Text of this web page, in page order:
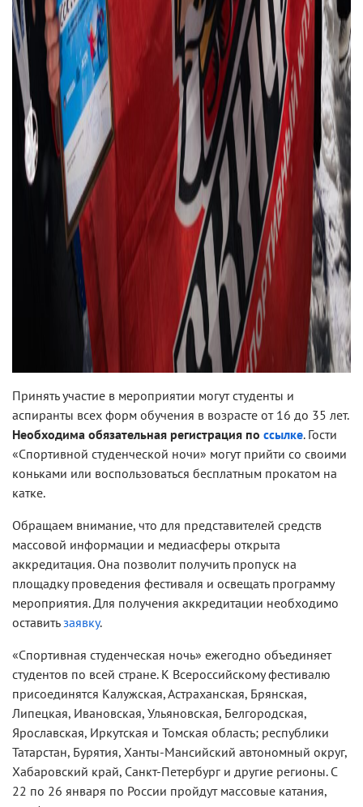
Принять участие в мероприятии могут студенты и
аспиранты всех форм обучения в возрасте от 16 до 35 лет.
Необходима обязательная регистрация по ссылке. Гости
«Спортивной студенческой ночи» могут прийти со своими
коньками или воспользоваться бесплатным прокатом на
катке.
Обращаем внимание, что для представителей средств
массовой информации и медиасферы открыта
аккредитация. Она позволит получить пропуск на
площадку проведения фестиваля и освещать программу
мероприятия. Для получения аккредитации необходимо
оставитьзаявку.
«Спортивная студенческая ночь» ежегодно объединяет
студентов по всей стране. К Всероссийскому фестивалю
присоединятся Калужская, Астраханская, Брянская,
Липецкая, Ивановская, Ульяновская, Белгородская,
Ярославская, Иркутская и Томская область; республики
Татарстан, Бурятия, Ханты-Мансийский автономный округ,
Хабаровский край, Санкт-Петербург и другие регионы. С
22 по 26 января по России пройдут массовые катания,